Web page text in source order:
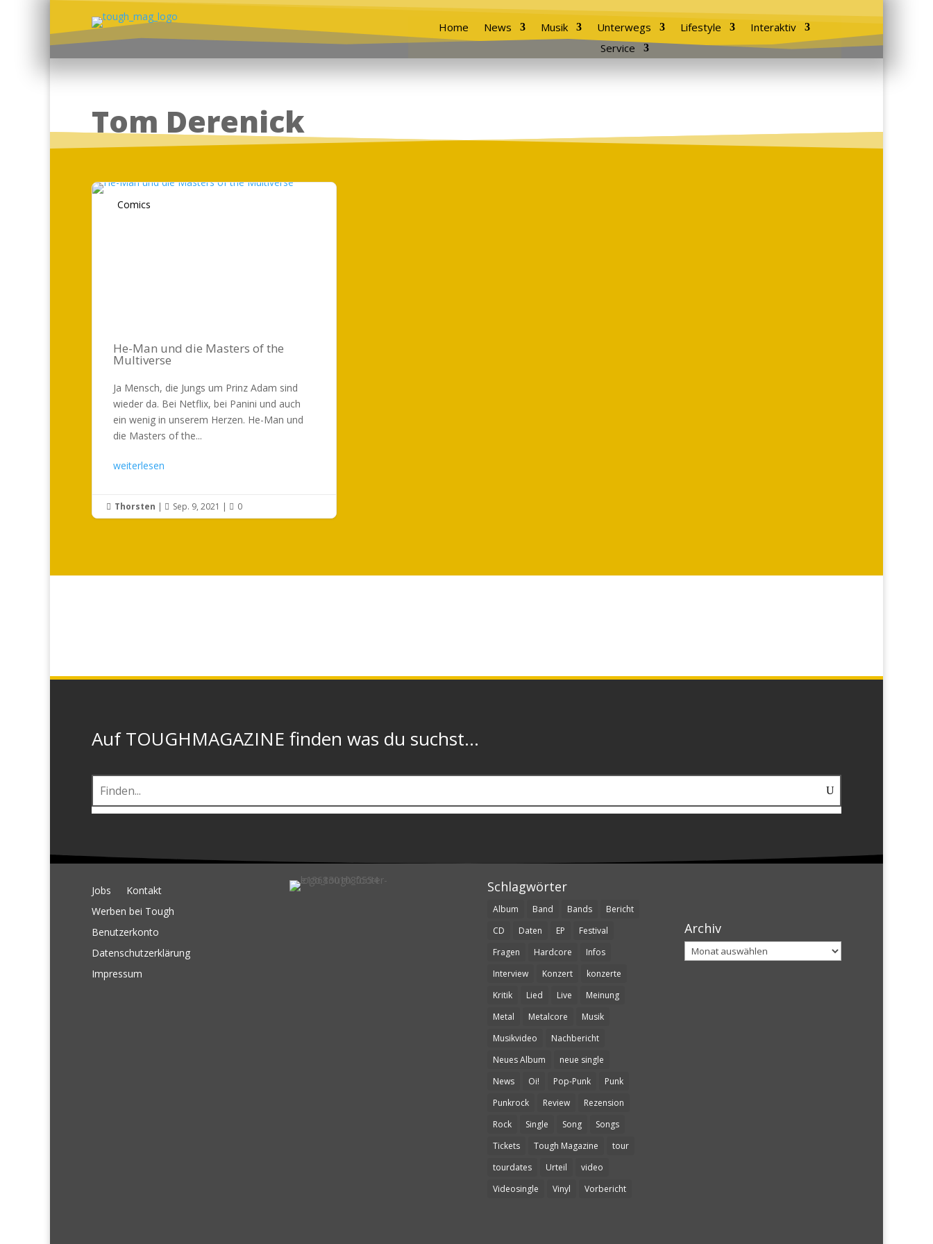
Home News Musik Unterwegs Lifestyle
Interaktiv
Service
Tom Derenick
Comics
He-Man und die Masters of the
Multiverse
Ja Mensch, die Jungs um Prinz Adam sind
wieder da. Bei Netflix, bei Panini und auch
ein wenig in unserem Herzen. He-Man und
die Masters of the...
weiterlesen
 Thorsten |  Sep. 9, 2021 |  0
Auf TOUGHMAGAZINE finden was du suchst...
Jobs
Kontakt
Werben bei Tough
Benutzerkonto
Datenschutzerklärung
Impressum
Schlagwörter
Album Band Bands
Bericht
CD
Daten EP
Festival
Fragen
Hardcore
Infos
Interview
Konzert
konzerte
Kritik
Lied Live
Meinung
Metal
Metalcore
Musik
Musikvideo
Nachbericht
Neues Album
neue single
News
Oi! Pop-Punk
Punk
Punkrock
Review
Rezension
Rock
Single Song
Songs
Tickets
Tough Magazine
tour
tourdates
Urteil
video
Videosingle
Vinyl Vorbericht
Archiv
Archiv